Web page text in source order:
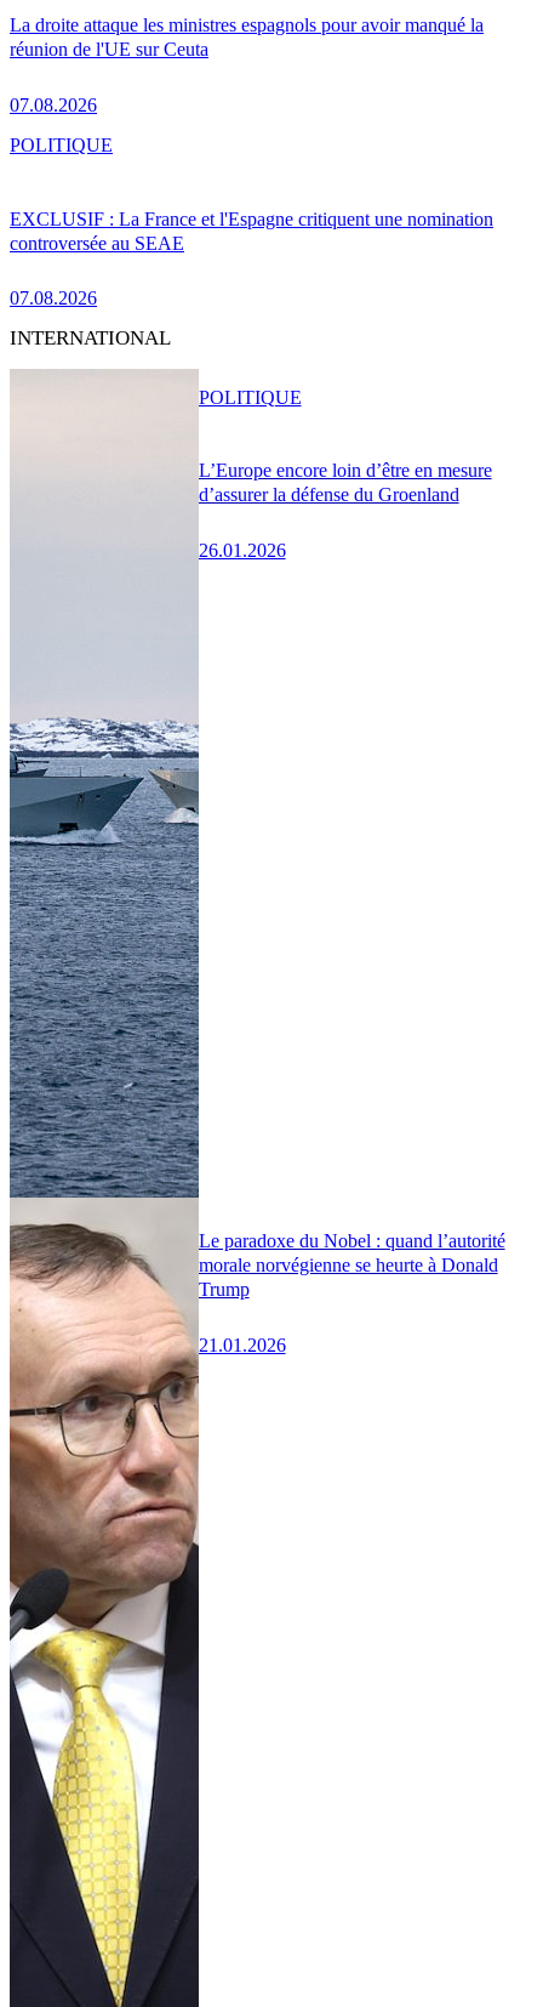
La droite attaque les ministres espagnols pour avoir manqué la
réunion de l'UE sur Ceuta
07.08.2026
EXCLUSIF : La France et l'Espagne critiquent une nomination
controversée au SEAE
07.08.2026
POLITIQUE
INTERNATIONAL
L’Europe encore loin d’être en mesure
d’assurer la défense du Groenland
26.01.2026
POLITIQUE
Le paradoxe du Nobel : quand l’autorité
morale norvégienne se heurte à Donald
Trump
21.01.2026